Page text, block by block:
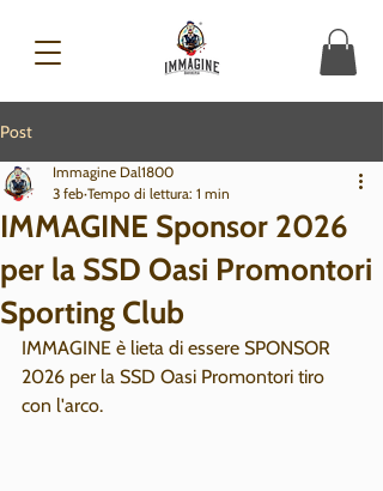
Post
IMMAGINE Sponsor 2026
per la SSD Oasi Promontori
Sporting Club
Immagine Dal1800
3 feb Tempo di lettura: 1 min
IMMAGINE è lieta di essere SPONSOR
2026 per la SSD Oasi Promontori tiro
con l'arco.